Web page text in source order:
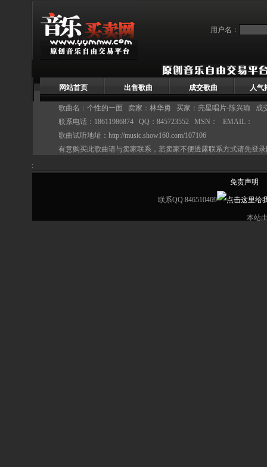
用户名：
网站首页 出售歌曲 成交歌曲 人气
歌曲名：个性的一面 卖家： 林华勇 买家：亮星唱片-陈兴瑜 成
联系电话：18611986874 QQ：845723552 MSN： EMAIL：
歌曲试听地址： http://music.show160.com/107106
有意购买此歌曲请与卖家联系，若卖家不便透露联系方式请先登
:
免责声明
联系QQ:846510469
本站